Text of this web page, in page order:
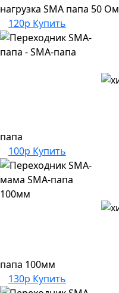
нагрузка SMA папа 50 Ом
120р Купить
папа
100р Купить
папа 100мм
130р Купить